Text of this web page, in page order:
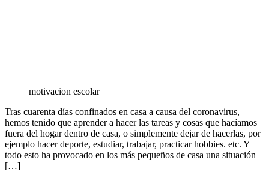
motivacion escolar
Tras cuarenta días confinados en casa a causa del coronavirus,
hemos tenido que aprender a hacer las tareas y cosas que hacíamos
fuera del hogar dentro de casa, o simplemente dejar de hacerlas, por
ejemplo hacer deporte, estudiar, trabajar, practicar hobbies. etc. Y
todo esto ha provocado en los más pequeños de casa una situación
[…]